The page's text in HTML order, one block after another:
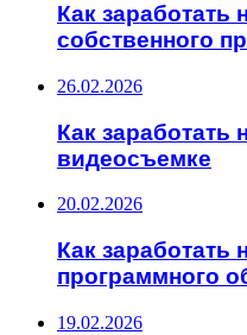
Как заработать
собственного
26.02.2026
Как заработать
видеосъемке
20.02.2026
Как заработать
программного
19.02.2026